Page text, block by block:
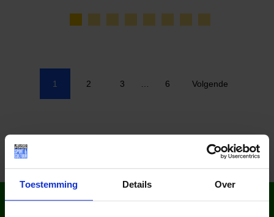
Toestemming Details Over
1 2 3 6 Volgende
WIST JE DAT IN